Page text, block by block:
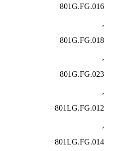
801G.FG.016
,
801G.FG.018
,
801G.FG.023
,
801LG.FG.012
,
801LG.FG.014